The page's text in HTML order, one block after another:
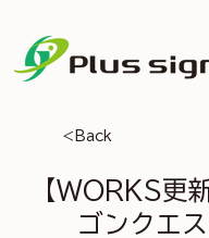
<Back
【WORKS更
ゴンクエ